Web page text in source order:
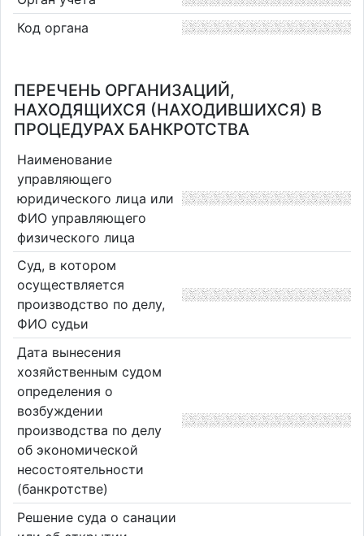
Код органа
ПЕРЕЧЕНЬ ОРГАНИЗАЦИЙ,
НАХОДЯЩИХСЯ (НАХОДИВШИХСЯ) В
ПРОЦЕДУРАХ БАНКРОТСТВА
Наименование
управляющего
юридического лица или
ФИО управляющего
физического лица
Суд, в котором
осуществляется
производство по делу,
ФИО судьи
Дата вынесения
хозяйственным судом
определения о
возбуждении
производства по делу
об экономической
несостоятельности
(банкротстве)
Решение суда о санации